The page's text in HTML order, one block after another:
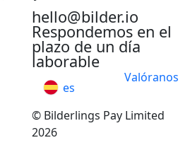
hello@bilder.io
Respondemos en el
plazo de un día
laborable
es
Valóranos
© Bilderlings Pay Limited
2026